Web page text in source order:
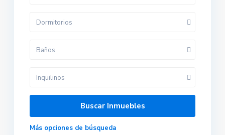
Dormitorios
Baños
Inquilinos
Más opciones de búsqueda